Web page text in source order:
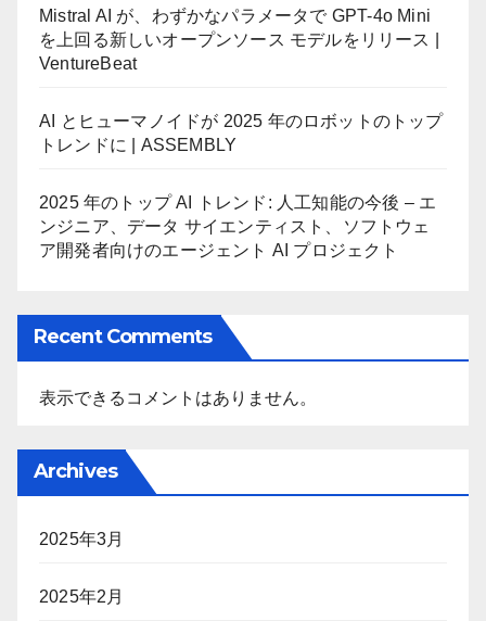
Mistral AI が、わずかなパラメータで GPT-4o Mini
を上回る新しいオープンソース モデルをリリース |
VentureBeat
AI とヒューマノイドが 2025 年のロボットのトップ
トレンドに | ASSEMBLY
2025 年のトップ AI トレンド: 人工知能の今後 – エ
ンジニア、データ サイエンティスト、ソフトウェ
ア開発者向けのエージェント AI プロジェクト
Recent Comments
表示できるコメントはありません。
Archives
2025年3月
2025年2月